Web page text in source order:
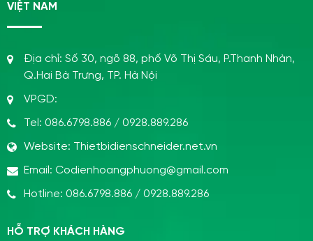
VIỆT NAM
Địa chỉ: Số 30, ngõ 88, phố Võ Thị Sáu, P.Thanh Nhàn,
Q.Hai Bà Trưng, TP. Hà Nội
VPGD:
Tel: 086.6798.886 / 0928.889.286
Website: Thietbidienschneider.net.vn
Email: Codienhoangphuong@gmail.com
Hotline: 086.6798.886 / 0928.889.286
HỖ TRỢ KHÁCH HÀNG